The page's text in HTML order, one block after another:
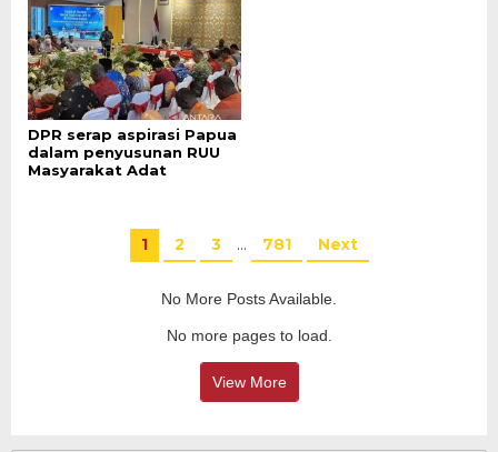
DPR serap aspirasi Papua
dalam penyusunan RUU
Masyarakat Adat
1 2 3 … 781 Next
No More Posts Available.
No more pages to load.
View More